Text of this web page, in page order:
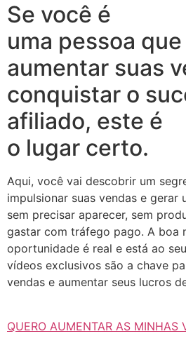
Se você é
uma pessoa
aumentar suas
conquistar o
afiliado, este é
o lugar certo.
Aqui, você vai descobrir um
impulsionar suas vendas e gerar
sem precisar aparecer, sem
gastar com tráfego pago. A boa
oportunidade é real e está ao
vídeos exclusivos são a chave
vendas e aumentar seus lucros
QUERO AUMENTAR AS MINHAS